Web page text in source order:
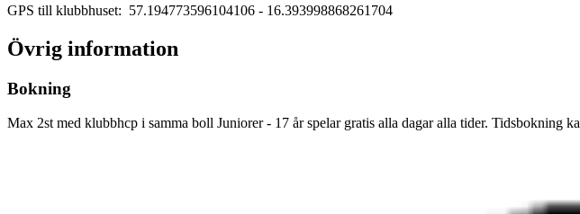
GPS till klubbhuset: 57.194773596104106 - 16.393998868261704
Övrig information
Bokning
Max 2st med klubbhcp i samma boll Juniorer - 17 år spelar gratis alla dagar alla tider.